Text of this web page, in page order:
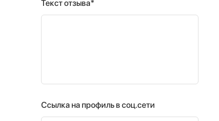
Текст отзыва*
Ссылка на профиль в соц.сети